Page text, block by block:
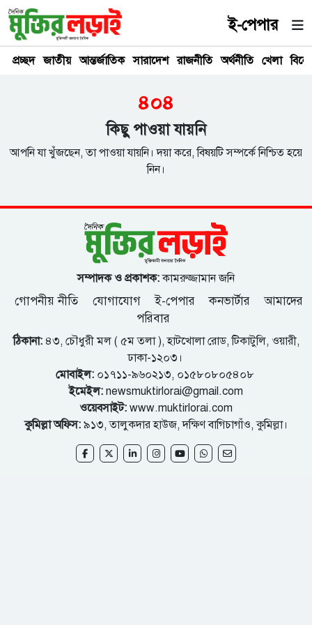
ই-পেপার
প্রচ্ছদ জাতীয় আন্তর্জাতিক সারাদেশ রাজনীতি অর্থনীতি খেলা
৪০৪
কিছু পাওয়া যায়নি
আপনি যা খুঁজছেন, তা পাওয়া যায়নি। দয়া করে, বিষয়টি সম্পর্কে নিশ্চিত হয়ে
নিন।
সম্পাদক ও প্রকাশক:কামরুজ্জামান জনি
গোপনীয় নীতি যোগাযোগ ই-পেপার কনভার্টার
আমাদের
পরিবার
ঠিকানা:৪৩, চৌধুরী মল ( ৫ম তলা ), হাটখোলা রোড, টিকাটুলি, ওয়ারী,
ঢাকা-১২০৩।
মোবাইল:০১৭১১-৯৬০২১৩, ০১৫৮০৮০৫৪০৮
ইমেইল: newsmuktirlorai@gmail.com
ওয়েবসাইট: www.muktirlorai.com
কুমিল্লা অফিস: ৯১৩, তালুকদার হাউজ, দক্ষিণ বাগিচাগাঁও, কুমিল্লা।